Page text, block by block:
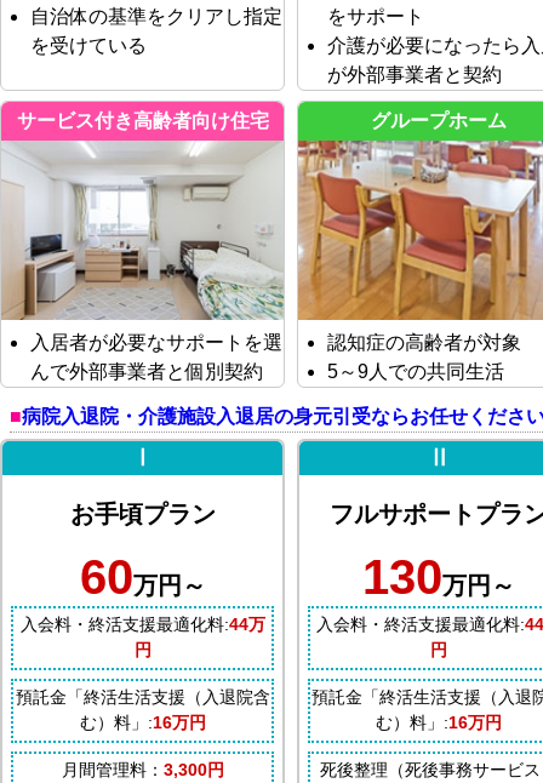
自治体の基準をクリアし指定
を受けている
をサポート
介護が必要になったら
が外部事業者と契約
サービス付き高齢者向け住宅
入居者が必要なサポートを選
んで外部事業者と個別契約
グループホーム
認知症の高齢者が対象
5～9人での共同生活
病院入退院・介護施設入退居の身元引受ならお任せくださ
お手頃プラン
60万円～
入会料・終活支援最適化料:44万
円
預託金「終活生活支援（入退院含
む）料」:16万円
月間管理料： 3,300円
フルサポートプラ
130万円～
入会料・終活支援最適化料:
円
預託金「終活生活支援（入退
む）料」:16万円
死後整理（死後事務サービ